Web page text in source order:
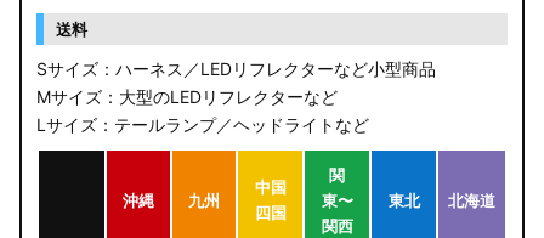
送料
Sサイズ：ハーネス／LEDリフレクターなど小型商品
Mサイズ：大型のLEDリフレクターなど
Lサイズ：テールランプ／ヘッドライトなど
沖縄 九州
中国
四国
関
東〜
関西
東北 北海道